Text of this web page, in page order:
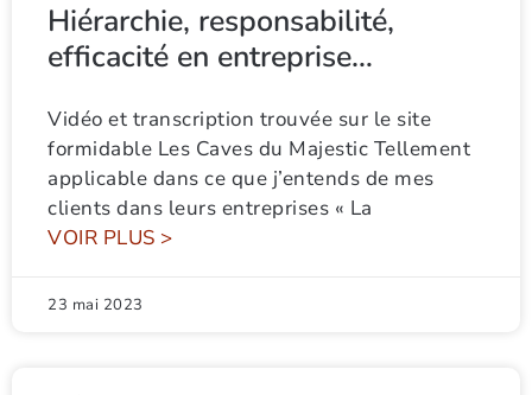
Hiérarchie, responsabilité,
efficacité en entreprise…
Vidéo et transcription trouvée sur le site
formidable Les Caves du Majestic Tellement
applicable dans ce que j’entends de mes
clients dans leurs entreprises « La
VOIR PLUS >
23 mai 2023